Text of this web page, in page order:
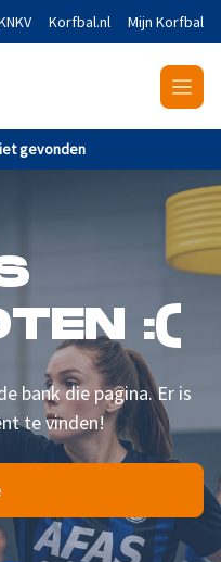
Korfbal.nl Mijn Korfbal
gevonden
:(
bank die pagina. Er is
te vinden!